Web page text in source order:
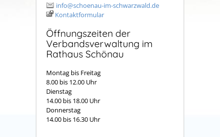
info@schoenau-im-schwarzwald.de
Kontaktformular
Öffnungszeiten der
Verbandsverwaltung im
Rathaus Schönau
Montag bis Freitag
8.00 bis 12.00 Uhr
Dienstag
14.00 bis 18.00 Uhr
Donnerstag
14.00 bis 16.30 Uhr